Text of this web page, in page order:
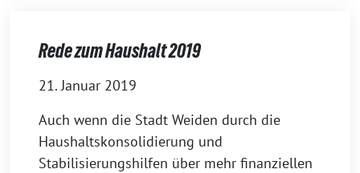
Rede zum Haushalt 2019
21. Januar 2019
Auch wenn die Stadt Weiden durch die
Haushaltskonsolidierung und
Stabilisierungshilfen über mehr finanziellen